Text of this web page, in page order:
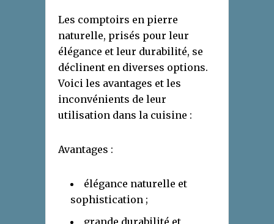
Les comptoirs en pierre
naturelle, prisés pour leur
élégance et leur durabilité, se
déclinent en diverses options.
Voici les avantages et les
inconvénients de leur
utilisation dans la cuisine :
Avantages :
élégance naturelle et
sophistication ;